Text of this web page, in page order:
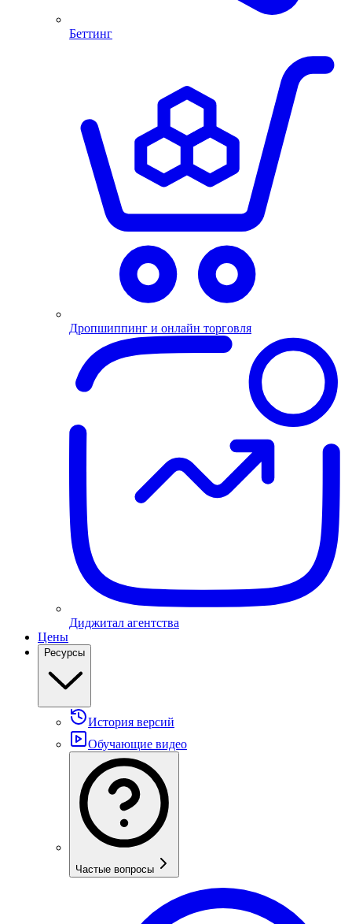
Беттинг
Дропшиппинг и онлайн торговля
Диджитал агентства
Цены
Ресурсы
История версий
Обучающие видео
Частые вопросы